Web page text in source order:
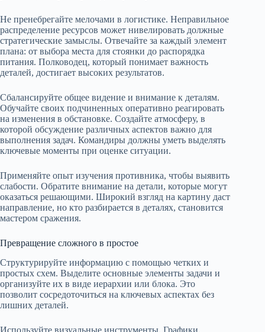
Не пренебрегайте мелочами в логистике. Неправильное
распределение ресурсов может нивелировать должные
стратегические замыслы. Отвечайте за каждый элемент
плана: от выбора места для стоянки до распорядка
питания. Полководец, который понимает важность
деталей, достигает высоких результатов.
Сбалансируйте общее видение и внимание к деталям.
Обучайте своих подчиненных оперативно реагировать
на изменения в обстановке. Создайте атмосферу, в
которой обсуждение различных аспектов важно для
выполнения задач. Командиры должны уметь выделять
ключевые моменты при оценке ситуации.
Применяйте опыт изучения противника, чтобы выявить
слабости. Обратите внимание на детали, которые могут
оказаться решающими. Широкий взгляд на картину даст
направление, но кто разбирается в деталях, становится
мастером сражения.
Превращение сложного в простое
Структурируйте информацию с помощью четких и
простых схем. Выделите основные элементы задачи и
организуйте их в виде иерархии или блока. Это
позволит сосредоточиться на ключевых аспектах без
лишних деталей.
Используйте визуальные инструменты. Графики,